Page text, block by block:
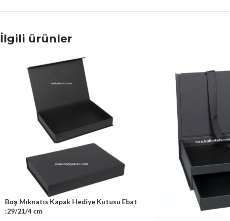
İlgili ürünler
Boş Mıknatıs Kapak Hediye Kutusu Ebat
:29/21/4 cm